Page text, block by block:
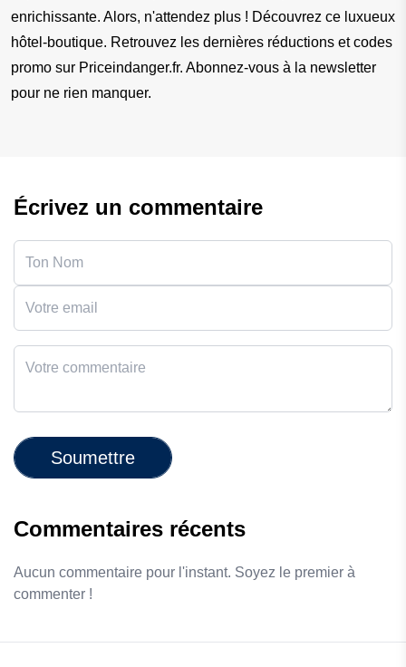
enrichissante. Alors, n'attendez plus ! Découvrez ce luxueux
hôtel-boutique. Retrouvez les dernières réductions et codes
promo sur Priceindanger.fr. Abonnez-vous à la newsletter
pour ne rien manquer.
Écrivez un commentaire
Soumettre
Commentaires récents
Aucun commentaire pour l'instant. Soyez le premier à
commenter !